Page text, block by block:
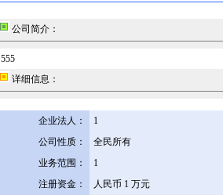
公司简介：
555
详细信息：
企业法人：
1
公司性质：
全民所有
业务范围：
1
注册资金：
人民币 1 万元